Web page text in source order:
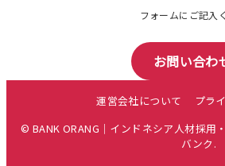
フォームにご記入
お問い合わ
運営会社について
プラ
© BANK ORANG｜インドネシア人材採用
バンク.